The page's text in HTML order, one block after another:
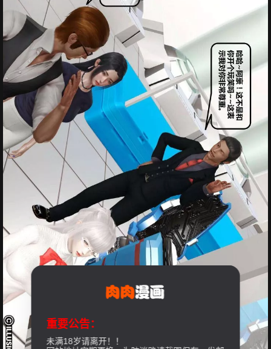
重要公告：
未满18岁请离开！！